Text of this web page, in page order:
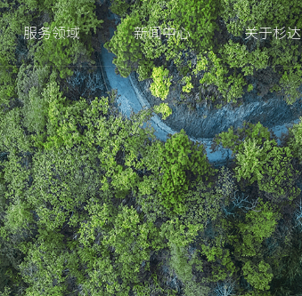
服务领域 新闻中心 关于杉达